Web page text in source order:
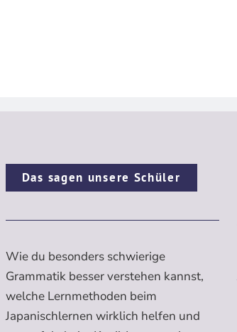
Das sagen unsere Schüler
Wie du besonders schwierige
Grammatik besser verstehen kannst,
welche Lernmethoden beim
Japanischlernen wirklich helfen und